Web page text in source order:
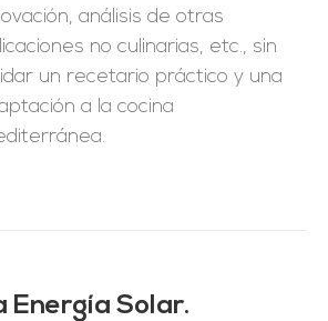
análisis de otras
no culinarias, etc., sin
un recetario práctico y una
a la cocina
Energía Solar.